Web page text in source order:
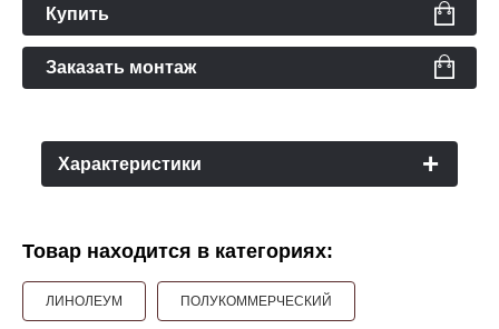
Купить
Заказать монтаж
Характеристики
Товар находится в категориях:
ЛИНОЛЕУМ ПОЛУКОММЕРЧЕСКИЙ